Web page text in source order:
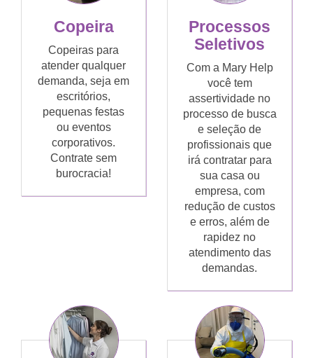
Copeira
Copeiras para
atender qualquer
demanda, seja em
escritórios,
pequenas festas
ou eventos
corporativos.
Contrate sem
burocracia!
Processos
Seletivos
Com a Mary Help
você tem
assertividade no
processo de busca
e seleção de
profissionais que
irá contratar para
sua casa ou
empresa, com
redução de custos
e erros, além de
rapidez no
atendimento das
demandas.